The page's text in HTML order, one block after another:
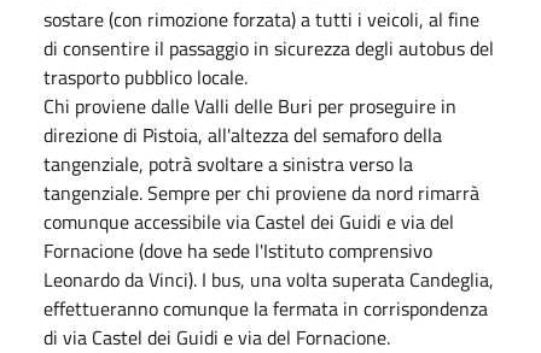
sostare (con rimozione forzata) a tutti i veicoli, al fine
di consentire il passaggio in sicurezza degli autobus del
trasporto pubblico locale.
Chi proviene dalle Valli delle Buri per proseguire in
direzione di Pistoia, all'altezza del semaforo della
tangenziale, potrà svoltare a sinistra verso la
tangenziale. Sempre per chi proviene da nord rimarrà
comunque accessibile via Castel dei Guidi e via del
Fornacione (dove ha sede l'Istituto comprensivo
Leonardo da Vinci). I bus, una volta superata Candeglia,
effettueranno comunque la fermata in corrispondenza
di via Castel dei Guidi e via del Fornacione.